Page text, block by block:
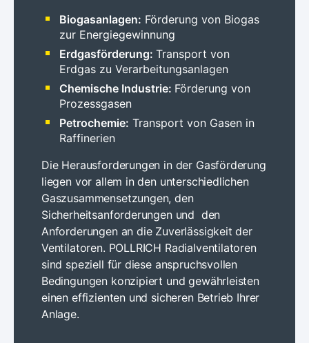
Biogasanlagen: Förderung von Biogas
zur Energiegewinnung
Erdgasförderung: Transport von
Erdgas zu Verarbeitungsanlagen
Chemische Industrie: Förderung von
Prozessgasen
Petrochemie: Transport von Gasen in
Raffinerien
Die Herausforderungen in der Gasförderung
liegen vor allem in den unterschiedlichen
Gaszusammensetzungen, den
Sicherheitsanforderungen und den
Anforderungen an die Zuverlässigkeit der
Ventilatoren. POLLRICH Radialventilatoren
sind speziell für diese anspruchsvollen
Bedingungen konzipiert und gewährleisten
einen effizienten und sicheren Betrieb Ihrer
Anlage.